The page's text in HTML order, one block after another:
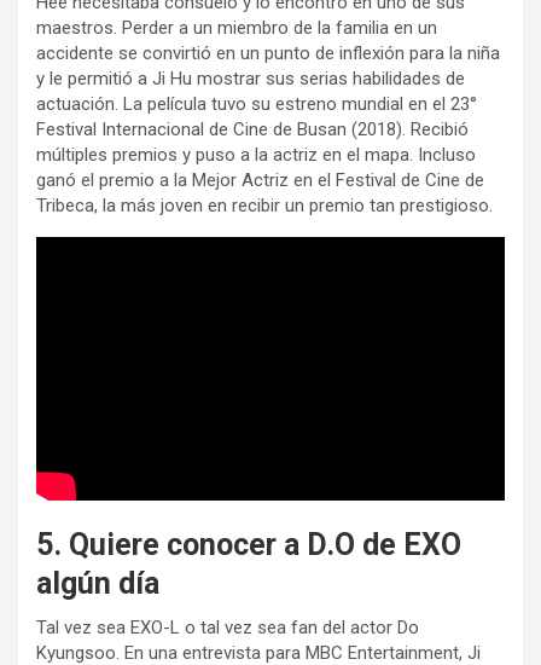
maestros. Perder a un miembro de la familia en un
accidente se convirtió en un punto de inflexión para la niña
y le permitió a Ji Hu mostrar sus serias habilidades de
actuación. La película tuvo su estreno mundial en el 23°
Festival Internacional de Cine de Busan (2018). Recibió
múltiples premios y puso a la actriz en el mapa. Incluso
ganó el premio a la Mejor Actriz en el Festival de Cine de
Tribeca, la más joven en recibir un premio tan prestigioso.
5. Quiere conocer a D.O de EXO
algún día
Tal vez sea EXO-L o tal vez sea fan del actor Do
Kyungsoo. En una entrevista para MBC Entertainment, Ji